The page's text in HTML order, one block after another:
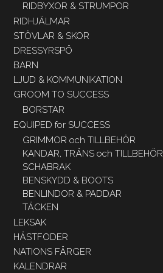
RIDBYXOR & STRUMPOR
RIDHJÄLMAR
STÖVLAR & SKOR
DRESSYRSPÖ
BARN
LJUD & KOMMUNIKATION
GROOM TO SUCCESS
BORSTAR
EQUIPED for SUCCESS
GRIMMOR och TILLBEHÖR
KANDAR, TRÄNS och TILLBEHÖR
SCHABRAK
BENSKYDD & BOOTS
BENLINDOR & PADDAR
TÄCKEN
LEKSAK
HÄSTFODER
NATIONS FÄRGER
KALENDRAR